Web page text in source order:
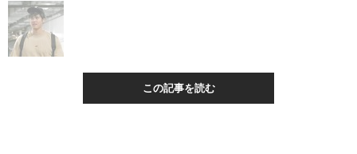
この記事を読む